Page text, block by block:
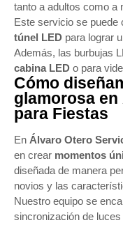
tanto a adultos como a
Este servicio se puede
túnel LED para lograr
Además, las burbujas
cabina LED o para
Cómo
glamorosa
para Fiestas
En Álvaro Otero
en crear momentos
diseñada de manera
novios y las
Nuestro equipo se
sincronización de